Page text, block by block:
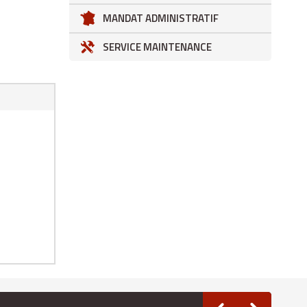
MANDAT ADMINISTRATIF
SERVICE MAINTENANCE